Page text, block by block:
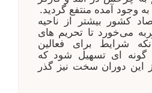
به وجود آمده منتفع گردید.
کشور بیشتر از ناحیه
می‌خورد تا تحریم های
شرایط برای فعالین
گونه ای تسهیل شود که
این دوران سخت نیز گذر